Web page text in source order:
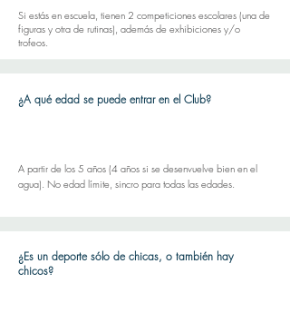
Si estás en escuela, tienen 2 competiciones escolares (una de
figuras y otra de rutinas), además de exhibiciones y/o
trofeos.
¿A qué edad se puede entrar en el Club?
A partir de los 5 años (4 años si se desenvuelve bien en el
agua). No edad límite, sincro para todas las edades.
¿Es un deporte sólo de chicas, o también hay
chicos?